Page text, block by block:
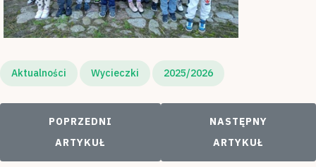
Aktualności Wycieczki 2025/2026
POPRZEDNI ARTYKUŁ: SZUKAMY JESIENI
POPRZEDNI
ARTYKUŁ
NASTĘPNY
NASTĘPNY
ARTYKUŁ